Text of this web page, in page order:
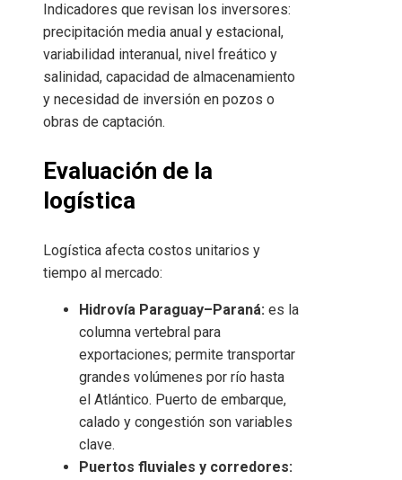
Indicadores que revisan los inversores:
precipitación media anual y estacional,
variabilidad interanual, nivel freático y
salinidad, capacidad de almacenamiento
y necesidad de inversión en pozos o
obras de captación.
Evaluación de la
logística
Logística afecta costos unitarios y
tiempo al mercado:
Hidrovía Paraguay–Paraná: es la
columna vertebral para
exportaciones; permite transportar
grandes volúmenes por río hasta
el Atlántico. Puerto de embarque,
calado y congestión son variables
clave.
Puertos fluviales y corredores: